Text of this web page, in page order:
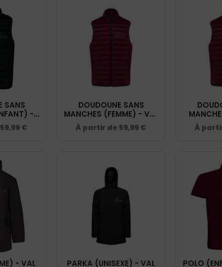
SANS
-
NOIR -
59,99 €
DOUDOUNE SANS
MANCHES (FEMME) - VAL
DE CREUSE EQUITATION -
BORDEAUX - K6114
À partir de 59,99 €
VAL
À
- VAL PARKA (UNISEXE) - VAL POLO